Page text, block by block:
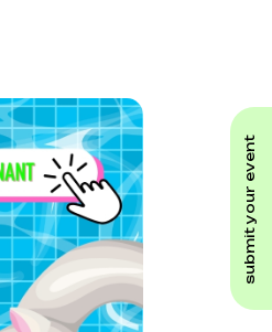
submit your event